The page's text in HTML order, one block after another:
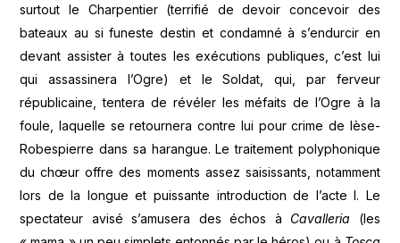
surtout le Charpentier (terrifié de devoir concevoir des
bateaux au si funeste destin et condamné à s’endurcir en
devant assister à toutes les exécutions publiques, c’est lui
qui assassinera l’Ogre) et le Soldat, qui, par ferveur
républicaine, tentera de révéler les méfaits de l’Ogre à la
foule, laquelle se retournera contre lui pour crime de lèse-
Robespierre dans sa harangue. Le traitement polyphonique
du chœur offre des moments assez saisissants, notamment
lors de la longue et puissante introduction de l’acte I. Le
spectateur avisé s’amusera des échos à Cavalleria (les